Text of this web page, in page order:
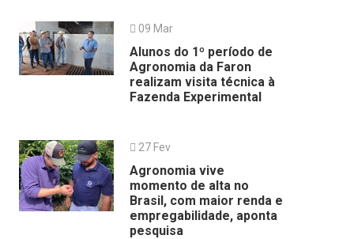
09 Mar
Alunos do 1º período de
Agronomia da Faron
realizam visita técnica à
Fazenda Experimental
27 Fev
Agronomia vive
momento de alta no
Brasil, com maior renda e
empregabilidade, aponta
pesquisa